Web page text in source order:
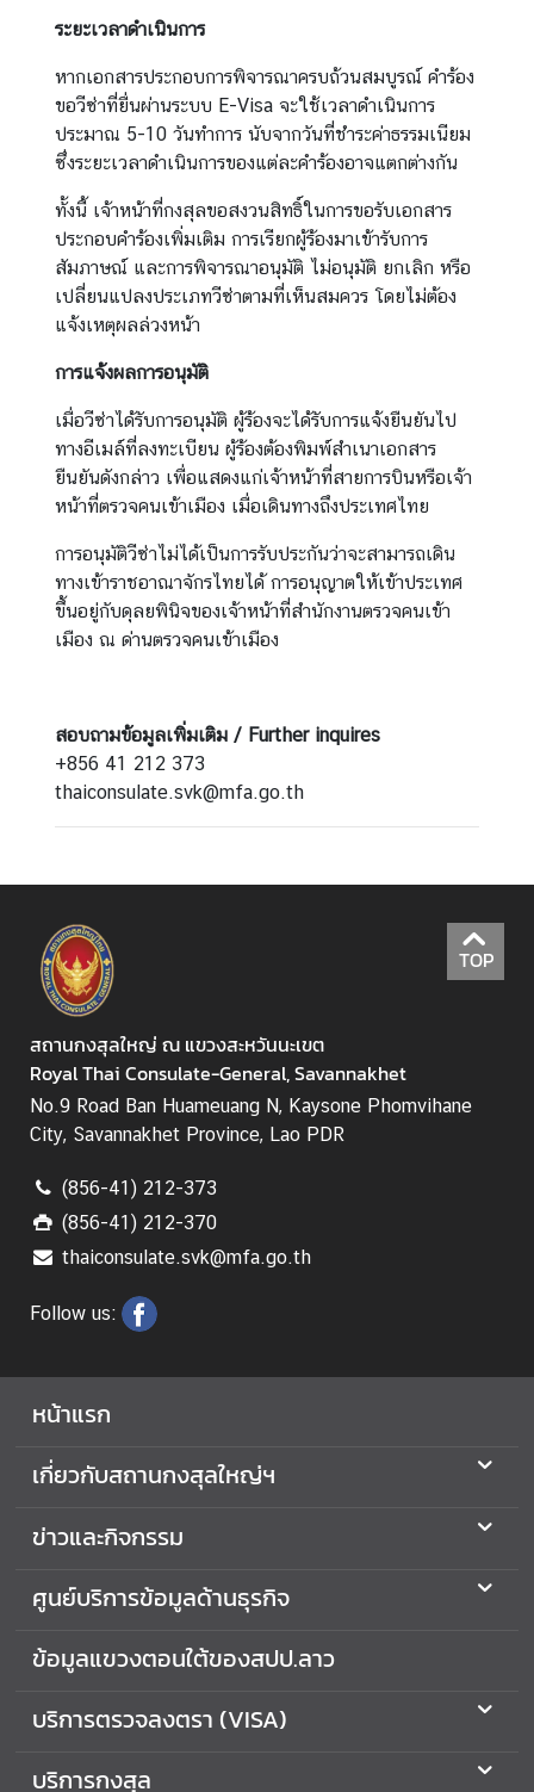
จ
ล
ง
ต
ร
(
V
I
S
A
T
h
a
i
l
a
n
d
ก
า
ร
ลื
ก
ตั้
ง
น
อ
ก
ร
า
อ
า
ณ
จั
ระยะเวลาดำเนินการ
หากเอกสารประกอบการพิจารณาครบถ้วนสมบูรณ์ คำร้อง
ขอวีซ่าที่ยื่นผ่านระบบ E-Visa จะใช้เวลาดำเนินการ
ประมาณ 5-10 วันทำการ นับจากวันที่ชำระค่าธรรมเนียม
ซึ่งระยะเวลาดำเนินการของแต่ละคำร้องอาจแตกต่างกัน
ทั้งนี้ เจ้าหน้าที่กงสุลขอสงวนสิทธิ์ในการขอรับเอกสาร
ประกอบคำร้องเพิ่มเติม การเรียกผู้ร้องมาเข้ารับการ
สัมภาษณ์ และการพิจารณาอนุมัติ ไม่อนุมัติ ยกเลิก หรือ
เปลี่ยนแปลงประเภทวีซ่าตามที่เห็นสมควร โดยไม่ต้อง
แจ้งเหตุผลล่วงหน้า
การแจ้งผลการอนุมัติ
เมื่อวีซ่าได้รับการอนุมัติ ผู้ร้องจะได้รับการแจ้งยืนยันไป
ทางอีเมล์ที่ลงทะเบียน ผู้ร้องต้องพิมพ์สำเนาเอกสาร
ยืนยันดังกล่าว เพื่อแสดงแก่เจ้าหน้าที่สายการบินหรือเจ้า
หน้าที่ตรวจคนเข้าเมือง เมื่อเดินทางถึงประเทศไทย
การอนุมัติวีซ่าไม่ได้เป็นการรับประกันว่าจะสามารถเดิน
ทางเข้าราชอาณาจักรไทยได้ การอนุญาตให้เข้าประเทศ
ขึ้นอยู่กับดุลยพินิจของเจ้าหน้าที่สำนักงานตรวจคนเข้า
เมือง ณ ด่านตรวจคนเข้าเมือง
สอบถามข้อมูลเพิ่มเติม / Further inquires
+856 41 212 373
thaiconsulate.svk@mfa.go.th
TOP
สถานกงสุลใหญ่ ณ แขวงสะหวันนะเขต
Royal Thai Consulate-General, Savannakhet
No.9 Road Ban Huameuang N, Kaysone Phomvihane
City, Savannakhet Province, Lao PDR
(856-41) 212-373
(856-41) 212-370
thaiconsulate.svk@mfa.go.th
Follow us:
หน้าแรก
เกี่ยวกับสถานกงสุลใหญ่ฯ
ข่าวและกิจกรรม
ศูนย์บริการข้อมูลด้านธุรกิจ
ข้อมูลแขวงตอนใต้ของสปป.ลาว
บริการตรวจลงตรา (VISA)
บริการกงสุล